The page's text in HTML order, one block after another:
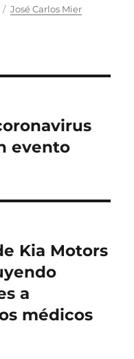
Categorías
José Carlos Mier
evento
Kia Motors
a
médicos